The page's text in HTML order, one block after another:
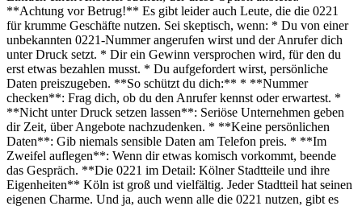
**Achtung vor Betrug!** Es gibt leider auch Leute, die die 0221
für krumme Geschäfte nutzen. Sei skeptisch, wenn: * Du von einer
unbekannten 0221-Nummer angerufen wirst und der Anrufer dich
unter Druck setzt. * Dir ein Gewinn versprochen wird, für den du
erst etwas bezahlen musst. * Du aufgefordert wirst, persönliche
Daten preiszugeben. **So schützt du dich:** * **Nummer
checken**: Frag dich, ob du den Anrufer kennst oder erwartest. *
**Nicht unter Druck setzen lassen**: Seriöse Unternehmen geben
dir Zeit, über Angebote nachzudenken. * **Keine persönlichen
Daten**: Gib niemals sensible Daten am Telefon preis. * **Im
Zweifel auflegen**: Wenn dir etwas komisch vorkommt, beende
das Gespräch. **Die 0221 im Detail: Kölner Stadtteile und ihre
Eigenheiten** Köln ist groß und vielfältig. Jeder Stadtteil hat seinen
eigenen Charme. Und ja, auch wenn alle die 0221 nutzen, gibt es